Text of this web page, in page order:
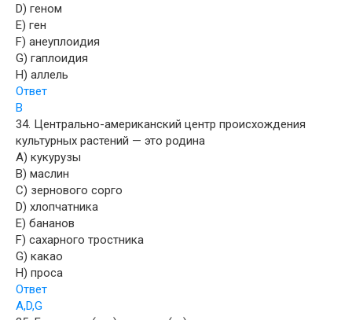
D) геном
E) ген
F) анеуплоидия
G) гаплоидия
H) аллель
Ответ
B
34. Центрально-американский центр происхождения
культурных растений — это родина
A) кукурузы
B) маслин
C) зернового сорго
D) хлопчатника
E) бананов
F) сахарного тростника
G) какао
H) проса
Ответ
A,D,G